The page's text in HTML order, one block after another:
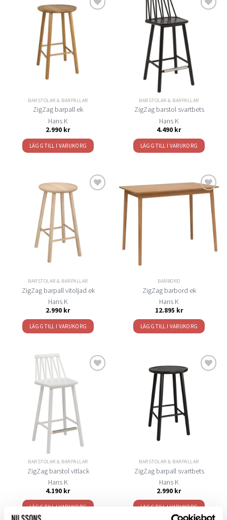
BARSTOLAR & BARPALLAR
ZigZag barpall ek
Hans K
2.990 kr
LÄGG TILL I VARUKORG
önskelistan
BARSTOLAR & BARPALLAR
ZigZag barstol svartbets
Hans K
4.490 kr
LÄGG TILL I VARUKORG
önskelistan
BARSTOLAR & BARPALLAR
ZigZag barpall vitoljad ek
Hans K
2.990 kr
LÄGG TILL I VARUKORG
Lägg
önskelistan
BARBORD
ZigZag barbord ek
Hans K
12.895 kr
LÄGG TILL I VARUKORG
önskelistan
BARSTOLAR & BARPALLAR
ZigZag barstol vitlack
Hans K
4.190 kr
LÄGG TILL I VARUKORG
BARSTOLAR & BARPALLAR
ZigZag barpall svartbets
Hans K
2.990 kr
LÄGG TILL I VARUKORG